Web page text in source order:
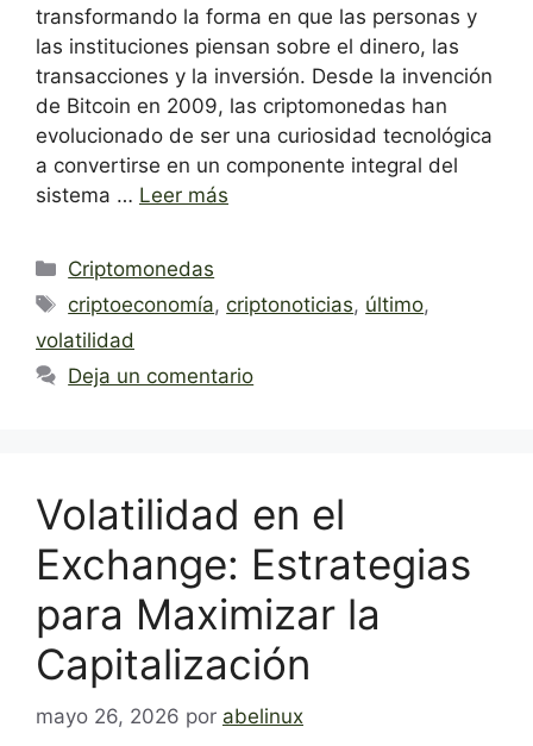
transformando la forma en que las personas y
las instituciones piensan sobre el dinero, las
transacciones y la inversión. Desde la invención
de Bitcoin en 2009, las criptomonedas han
evolucionado de ser una curiosidad tecnológica
a convertirse en un componente integral del
sistema … Leer más
Categorías
Criptomonedas
Etiquetas
criptoeconomía,criptonoticias, último,
volatilidad
Deja un comentario
Volatilidad en el
Exchange: Estrategias
para Maximizar la
Capitalización
mayo 26, 2026 por abelinux